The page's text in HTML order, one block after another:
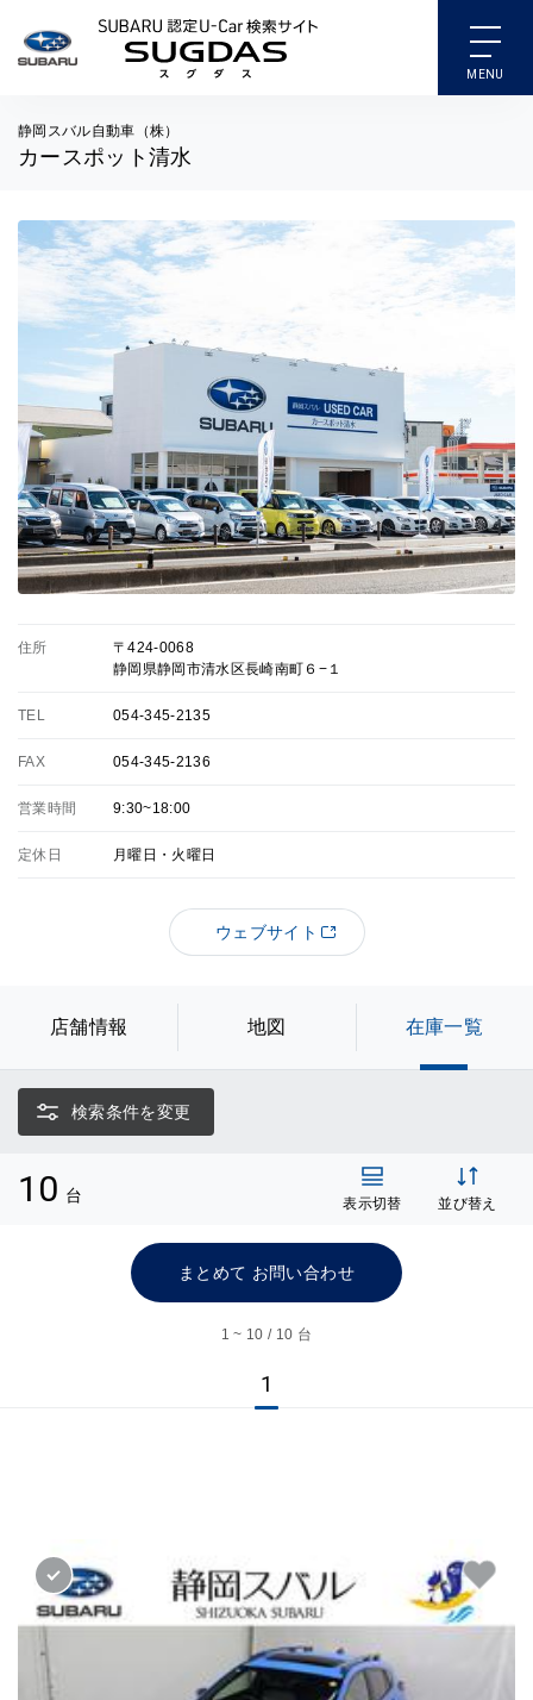
SUBARU 認定U-Car検索
静岡スバル自動車（株）
カースポット清水
住所
〒424-0068
静岡県静岡市清水区長崎南町６−１
TEL 054-345-2135
FAX 054-345-2136
営業時間 9:30~18:00
定休日 月曜日・火曜日
ウェブサイト
店舗情報 地図 在庫一覧
検索条件を変更
10 台 表示切替 並び替え
まとめて お問い合わせ
1 ~ 10 / 10 台
1